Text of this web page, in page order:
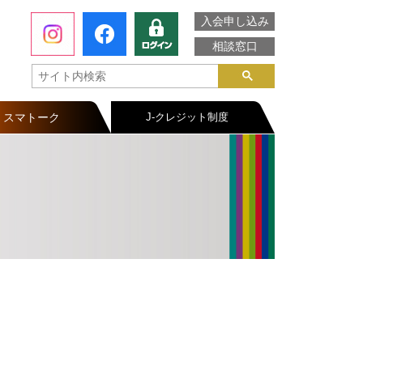
入会申し込み
相談窓口
スマトーク J-クレジット制度